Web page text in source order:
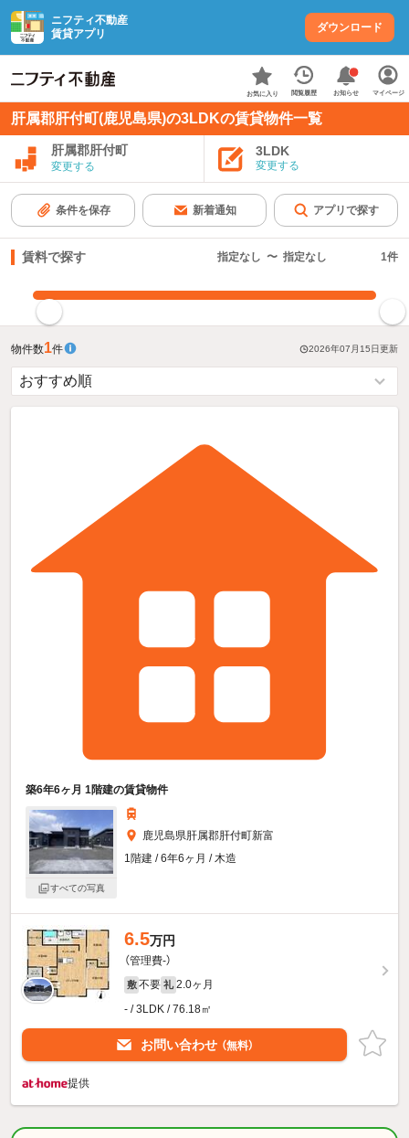
ニフティ不動産
賃貸アプリ
ダウンロード
お気に入り 閲覧履歴 お知らせ マイページ
肝属郡肝付町(鹿児島県)の3LDKの賃貸物件一覧
肝属郡肝付町
変更する
3LDK
変更する
条件を保存 新着通知 アプリで探す
賃料で探す 指定なし 〜 指定なし 1件
物件数1件 2026年07月15日更新
築6年6ヶ月 1階建の賃貸物件
すべての写真
鹿児島県肝属郡肝付町新富
1階建 / 6年6ヶ月 / 木造
6.5万円
（管理費-）
敷 不要 礼 2.0ヶ月
- / 3LDK / 76.18㎡
お問い合わせ （無料）
提供